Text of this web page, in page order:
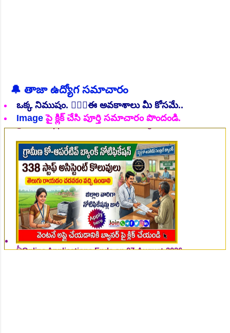
🔔 తాజా ఉద్యోగ సమాచారం
ఒక్క నిముషం. 💁🏻‍♂️ఈ అవకాశాలు మీ కోసమే..
Imageపై క్లిక్ చేసి పూర్తి సమాచారం పొందండి.
👆Online Applications Ends on 06-August-2026
👆Online Applications Ends on 07-August-2026